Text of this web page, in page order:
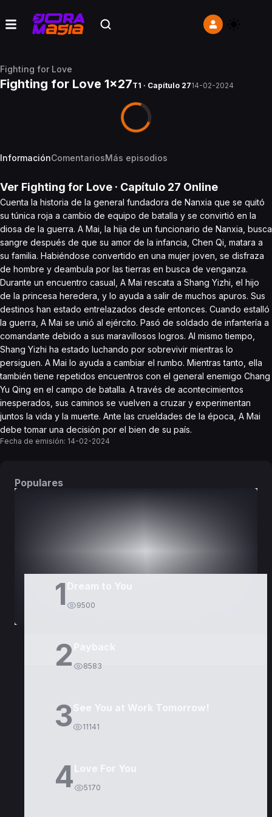
Fighting for Love
Fighting for Love 1x27T1 · Capítulo 2714-02-2024
InformaciónComentariosMás episodios
Ver Fighting for Love · Capítulo 27 Online
Cuenta la historia de la general fundadora de Nanxia que se quitó
su túnica roja a cambio de equipo de batalla y se convirtió en la
diosa de la guerra. A Mai, la hija de un funcionario de Nanxia, busca
sangre después de que su amor de la infancia, Chen Qi, matara a
su familia. Habiéndose convertido en una mujer joven, se disfraza
de hombre y deambula por las tierras en busca de venganza.
Durante un encuentro casual, A Mai rescata a Shang Yizhi, el hijo
de la princesa heredera, y lo ayuda a salir de muchos apuros. Sus
destinos han estado entrelazados desde entonces. Cuando estalló
la guerra, A Mai se unió al ejército. Pasó de soldado de infantería a
comandante debido a sus maravillosos logros. Al mismo tiempo,
Shang Yizhi ha estado luchando por sobrevivir mientras lo
persiguen. A Mai lo ayuda a cambiar el rumbo. Mientras tanto, ella
también tiene repetidos encuentros con el general enemigo Chang
Yu Qing en el campo de batalla. A través de acontecimientos
inesperados, sus caminos se vuelven a cruzar y experimentan
juntos la vida y la muerte. Ante las crueldades de la época, A Mai
debe tomar una decisión por el bien de su país.
Fecha de emisión: 14-02-2024
Populares
1 9500
2 8583
3See You at Work Tomorrow!
11141
4Love For You
5170